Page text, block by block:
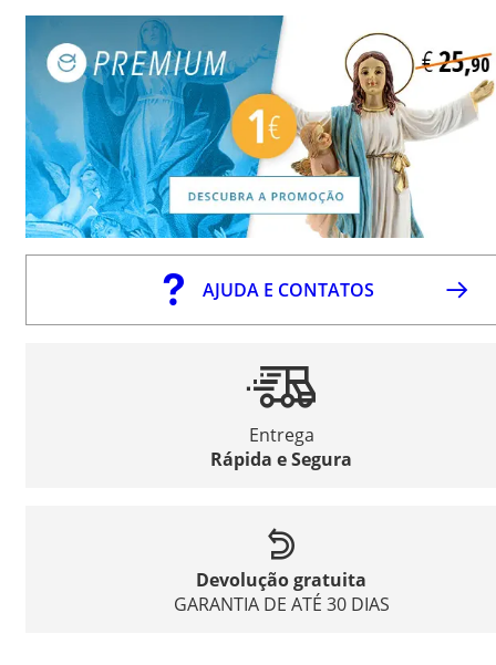
AJUDA E CONTATOS
Entrega
Rápida e Segura
Devolução gratuita
GARANTIA DE ATÉ 30 DIAS